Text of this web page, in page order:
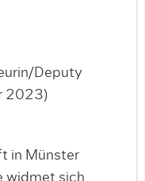
Deputy
2023)
in Münster
widmet sich